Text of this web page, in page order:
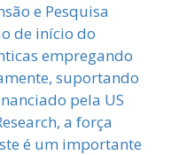
e Pesquisa
de início do
empregando
suportando
pela US
a força
é um importante